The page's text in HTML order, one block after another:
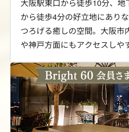
大阪駅東口から徒歩10分、地
から徒歩4分の好立地にあり
つろげる癒しの空間。大阪市
や神戸方面にもアクセスしや